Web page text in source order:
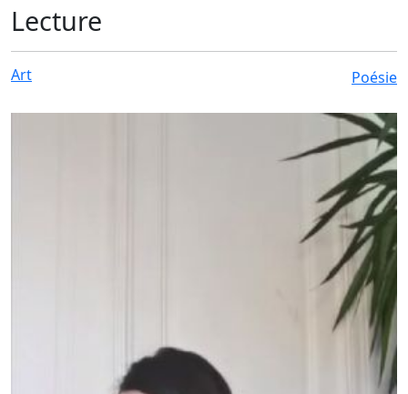
Lecture
Art Poésie